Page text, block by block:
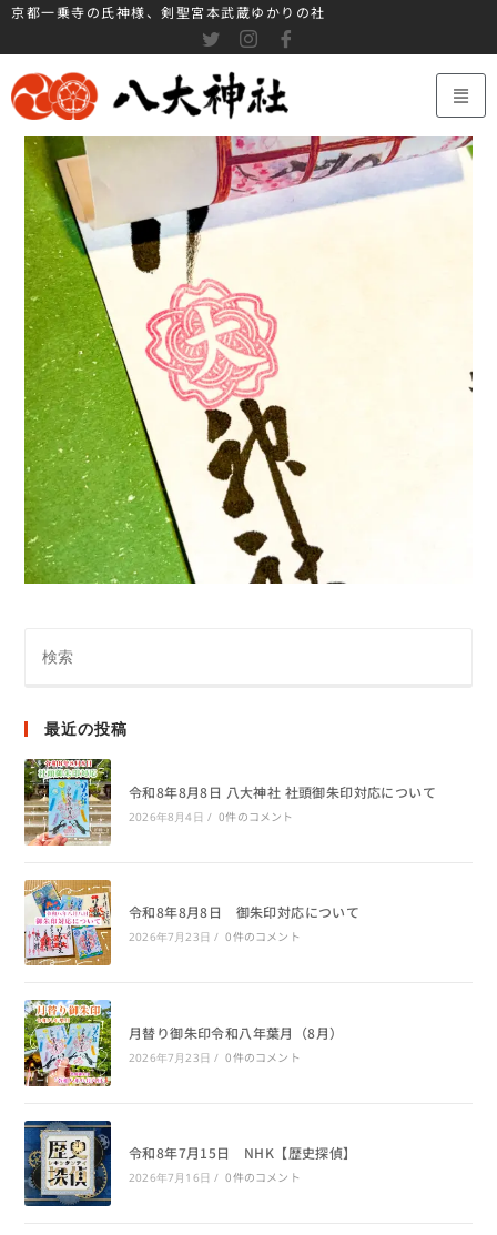
京都一乗寺の氏神様、剣聖宮本武蔵ゆかりの社
最近の投稿
令和8年8月8日 八大神社 社頭御朱印対応について
2026年8月4日 / 0件のコメント
令和8年8月8日 御朱印対応について
2026年7月23日 / 0件のコメント
月替り御朱印令和八年葉月（8月）
2026年7月23日 / 0件のコメント
令和8年7月15日 NHK【歴史探偵】
2026年7月16日 / 0件のコメント